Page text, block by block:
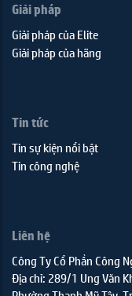
Giải pháp
Giải pháp của Elite
Giải pháp của hãng
Tin tức
Tin sự kiện nổi bật
Tin công nghệ
Liên hệ
Công Ty Cổ Phần Công
Địa chỉ: 289/1 Ung Văn